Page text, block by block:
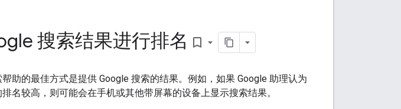
搜索结果进行排名 bookmark_border
助的最佳方式是提供 Google 搜索的结果。例如，如果 Google 助理认为
名较高，则可能会在手机或其他带屏幕的设备上显示搜索结果。